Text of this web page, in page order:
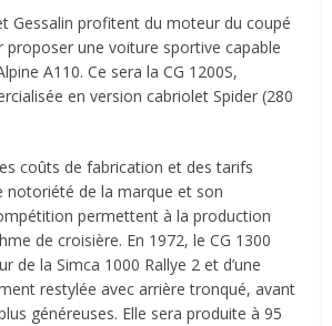
Gessalin profitent du moteur du coupé
proposer une voiture sportive capable
A110. Ce sera la CG 1200S,
en version cabriolet Spider (280
coûts de fabrication et des tarifs
notoriété de la marque et son
permettent à la production
de croisière. En 1972, le CG 1300
de la Simca 1000 Rallye 2 et d’une
restylée avec arrière tronqué, avant
généreuses. Elle sera produite à 95